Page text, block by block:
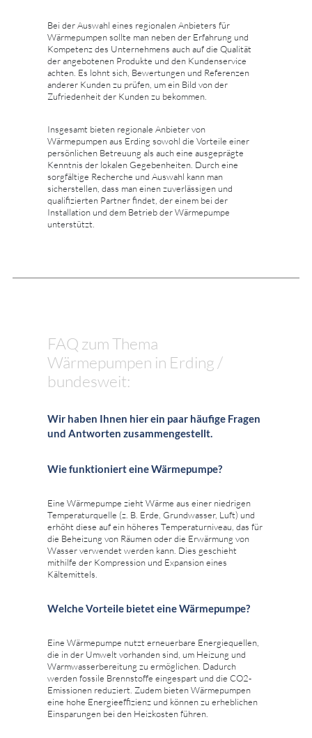
Bei der Auswahl eines regionalen Anbieters für
Wärmepumpen sollte man neben der Erfahrung und
Kompetenz des Unternehmens auch auf die Qualität
der angebotenen Produkte und den Kundenservice
achten. Es lohnt sich, Bewertungen und Referenzen
anderer Kunden zu prüfen, um ein Bild von der
Zufriedenheit der Kunden zu bekommen.
Insgesamt bieten regionale Anbieter von
Wärmepumpen aus Erding sowohl die Vorteile einer
persönlichen Betreuung als auch eine ausgeprägte
Kenntnis der lokalen Gegebenheiten. Durch eine
sorgfältige Recherche und Auswahl kann man
sicherstellen, dass man einen zuverlässigen und
qualifizierten Partner findet, der einem bei der
Installation und dem Betrieb der Wärmepumpe
unterstützt.
FAQ zum Thema
Wärmepumpen in Erding /
bundesweit:
Wir haben Ihnen hier ein paar häufige Fragen
und Antworten zusammengestellt.
Wie funktioniert eine Wärmepumpe?
Eine Wärmepumpe zieht Wärme aus einer niedrigen
Temperaturquelle (z. B. Erde, Grundwasser, Luft) und
erhöht diese auf ein höheres Temperaturniveau, das für
die Beheizung von Räumen oder die Erwärmung von
Wasser verwendet werden kann. Dies geschieht
mithilfe der Kompression und Expansion eines
Kältemittels.
Welche Vorteile bietet eine Wärmepumpe?
Eine Wärmepumpe nutzt erneuerbare Energiequellen,
die in der Umwelt vorhanden sind, um Heizung und
Warmwasserbereitung zu ermöglichen. Dadurch
werden fossile Brennstoffe eingespart und die CO2-
Emissionen reduziert. Zudem bieten Wärmepumpen
eine hohe Energieeffizienz und können zu erheblichen
Einsparungen bei den Heizkosten führen.